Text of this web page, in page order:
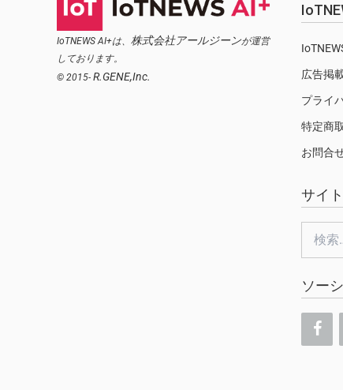
IoTNEWS AI+は、 株式会社アールジーンが運営
しております。
© 2015- R.GENE,Inc. 広告掲
プライ
特定商
お問合
サイ
ソー